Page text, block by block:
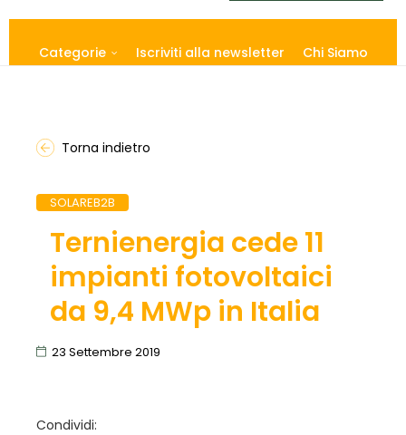
Categorie Iscriviti alla newsletter Chi Siamo
Torna indietro
SOLAREB2B
Ternienergia cede 11
impianti fotovoltaici
da 9,4 MWp in Italia
23 Settembre 2019
Condividi: